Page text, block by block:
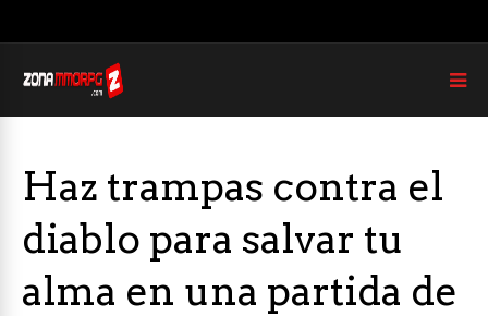
Haz trampas contra el
diablo para salvar tu
alma en una partida de